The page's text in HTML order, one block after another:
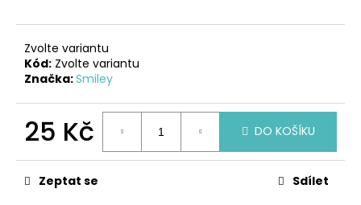
Zvolte variantu
Kód: Zvolte variantu
Značka:Smiley
25 Kč
cena:
DO KOŠÍKU
Zeptat se Sdílet
D
o
p